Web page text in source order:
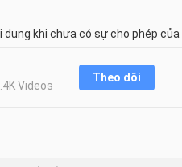
khi chưa có sự cho phép
Videos
Theo dõi